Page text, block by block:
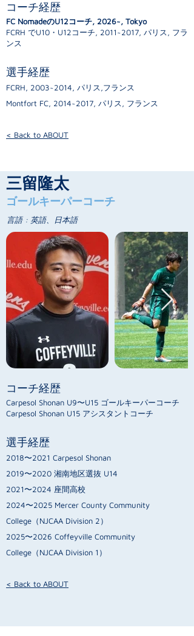
コーチ経歴
FC NomadeのU12コーチ, 2026~, Tokyo
FCRH でU10・U12コーチ, 2011~2017, パリス, フラ
ンス
選手経歴
FCRH, 2003~2014, パリス,フランス
Montfort FC, 2014~2017, パリス, フランス
< Back to ABOUT
三留隆太
ゴールキーパーコーチ
言語 : 英語、日本語
コーチ経歴
Carpesol Shonan U9〜U15 ゴールキーパーコーチ
Carpesol Shonan U15 アシスタントコーチ
選手経歴
2018〜2021 Carpesol Shonan
2019〜2020 湘南地区選抜 U14
2021〜2024 座間高校
2024〜2025 Mercer County Community
College（NJCAA Division 2）
2025〜2026 Coffeyville Community
College（NJCAA Division 1）
< Back to ABOUT